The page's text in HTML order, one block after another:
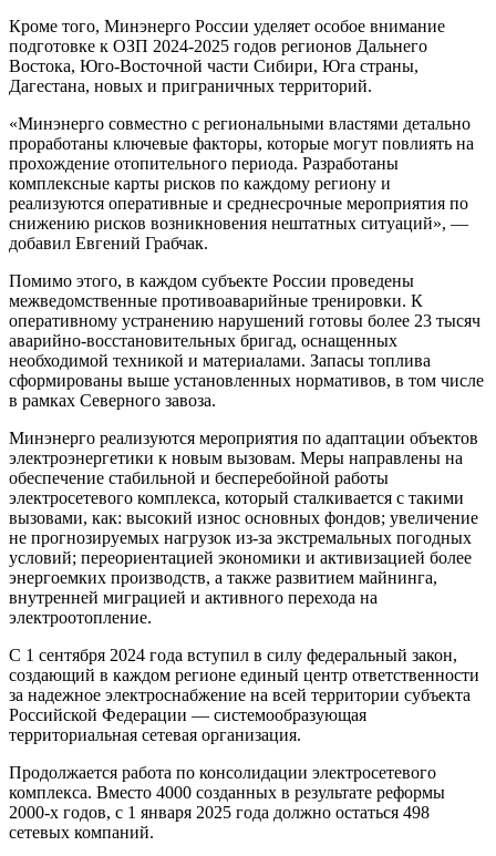
Кроме того, Минэнерго России уделяет особое внимание
подготовке к ОЗП 2024-2025 годов регионов Дальнего
Востока, Юго-Восточной части Сибири, Юга страны,
Дагестана, новых и приграничных территорий.
«Минэнерго совместно с региональными властями детально
проработаны ключевые факторы, которые могут повлиять на
прохождение отопительного периода. Разработаны
комплексные карты рисков по каждому региону и
реализуются оперативные и среднесрочные мероприятия по
снижению рисков возникновения нештатных ситуаций», —
добавил Евгений Грабчак.
Помимо этого, в каждом субъекте России проведены
межведомственные противоаварийные тренировки. К
оперативному устранению нарушений готовы более 23 тысяч
аварийно-восстановительных бригад, оснащенных
необходимой техникой и материалами. Запасы топлива
сформированы выше установленных нормативов, в том числе
в рамках Северного завоза.
Минэнерго реализуются мероприятия по адаптации объектов
электроэнергетики к новым вызовам. Меры направлены на
обеспечение стабильной и бесперебойной работы
электросетевого комплекса, который сталкивается с такими
вызовами, как: высокий износ основных фондов; увеличение
не прогнозируемых нагрузок из-за экстремальных погодных
условий; переориентацией экономики и активизацией более
энергоемких производств, а также развитием майнинга,
внутренней миграцией и активного перехода на
электроотопление.
С 1 сентября 2024 года вступил в силу федеральный закон,
создающий в каждом регионе единый центр ответственности
за надежное электроснабжение на всей территории субъекта
Российской Федерации — системообразующая
территориальная сетевая организация.
Продолжается работа по консолидации электросетевого
комплекса. Вместо 4000 созданных в результате реформы
2000-х годов, с 1 января 2025 года должно остаться 498
сетевых компаний.